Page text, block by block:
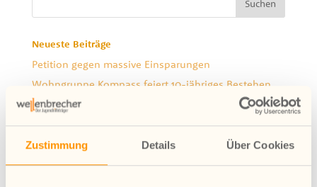
Zustimmung Details Über Cookies
Neueste Beiträge
Petition gegen massive Einsparungen
Wohngruppe Kompass feiert 10-jähriges Bestehen
Rendsburg eröffnet mit erweitertem Angebot
Jugendhilfe ist unverzichtbar – Protest gegen
Sparpläne